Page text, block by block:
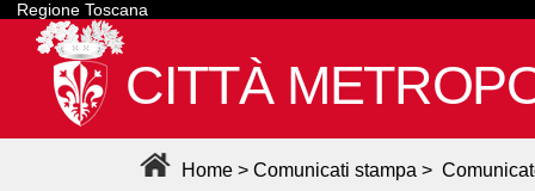
Regione Toscana
CITTÀ
Home > Comunicati stampa >